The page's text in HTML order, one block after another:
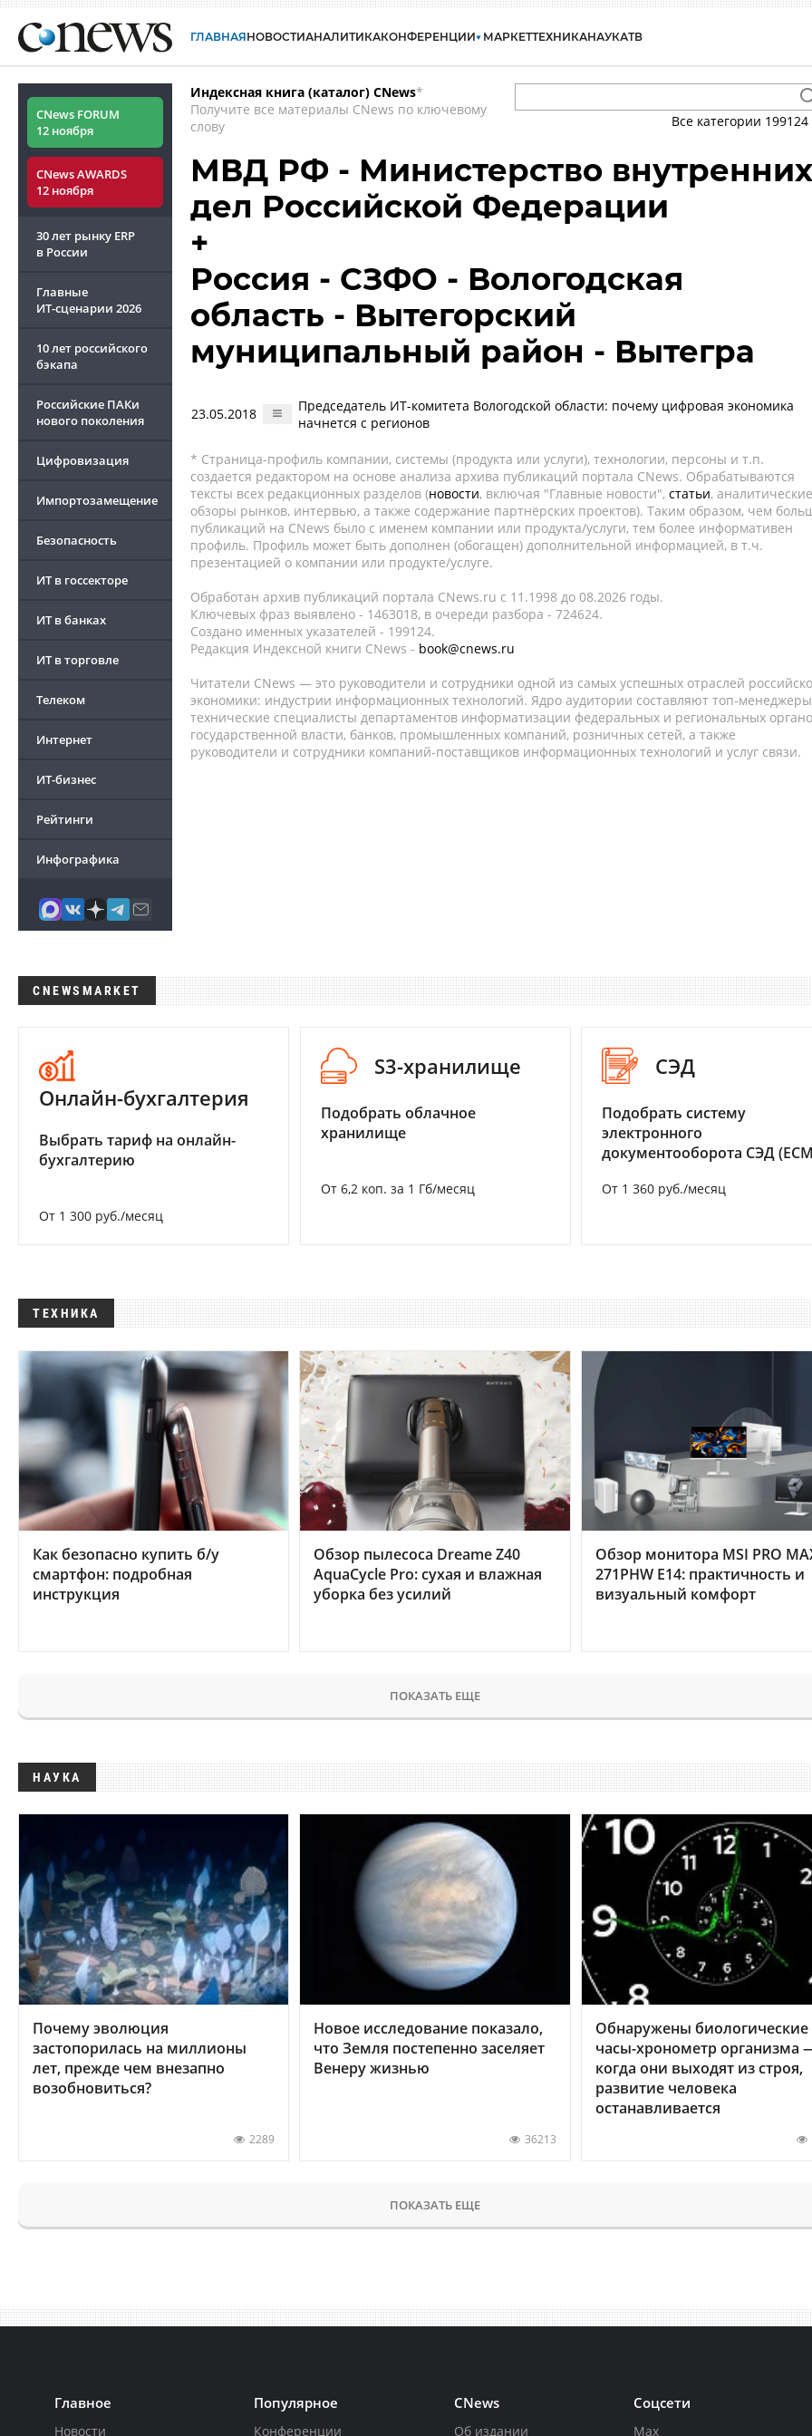
ГЛАВНАЯНОВОСТИАНАЛИТИКАКОНФЕРЕНЦИИ МАРКЕТТЕХНИКАНАУКАТВ
CNews FORUM
12 ноября
CNews AWARDS
12 ноября
30 лет рынку ERP
в России
Главные
ИТ-сценарии 2026
10 лет российского
бэкапа
Российские ПАКи
нового поколения
Цифровизация
Импортозамещение
Безопасность
ИТ в госсекторе
ИТ в банках
ИТ в торговле
Телеком
Интернет
ИТ-бизнес
Рейтинги
Инфографика
Индексная книга (каталог) CNews*
Получите все материалы CNews по ключевому
слову
Все категории 199124
МВД РФ - Министерство внутренних
дел Российской Федерации
+
Россия - СЗФО - Вологодская
область - Вытегорский
муниципальный район - Вытегра
23.05.2018
Председатель ИТ-комитета Вологодской области: почему цифровая экономика
начнется с регионов
* Страница-профиль компании, системы (продукта или услуги), технологии, персоны и т.п.
создается редактором на основе анализа архива публикаций портала CNews. Обрабатываются
тексты всех редакционных разделов (новости, включая "Главные новости", статьи, аналитические
обзоры рынков, интервью, а также содержание партнёрских проектов). Таким образом, чем
публикаций на CNews было с именем компании или продукта/услуги, тем более информативен
профиль. Профиль может быть дополнен (обогащен) дополнительной информацией, в т.ч.
презентацией о компании или продукте/услуге.
Обработан архив публикаций портала CNews.ru c 11.1998 до 08.2026 годы.
Ключевых фраз выявлено - 1463018, в очереди разбора - 724624.
Создано именных указателей - 199124.
Редакция Индексной книги CNews - book@cnews.ru
Читатели CNews — это руководители и сотрудники одной из самых успешных отраслей
экономики: индустрии информационных технологий. Ядро аудитории составляют топ-
технические специалисты департаментов информатизации федеральных и региональных
государственной власти, банков, промышленных компаний, розничных сетей, а также
руководители и сотрудники компаний-поставщиков информационных технологий и услуг связи.
CNEWSMARKET
Онлайн-бухгалтерия
Выбрать тариф на онлайн-
бухгалтерию
От 1 300 руб./месяц
S3-хранилище
Подобрать облачное
хранилище
От 6,2 коп. за 1 Гб/месяц
СЭД
Подобрать систему
электронного
документооборота СЭД
От 1 360 руб./месяц
ТЕХНИКА
Как безопасно купить б/у
смартфон: подробная
инструкция
Обзор пылесоса Dreame Z40
AquaCycle Pro: сухая и влажная
уборка без усилий
Обзор монитора MSI PRO
271PHW E14: практичность и
визуальный комфорт
ПОКАЗАТЬ ЕЩЕ
НАУКА
Почему эволюция
застопорилась на миллионы
лет, прежде чем внезапно
возобновиться?
2289
Новое исследование показало,
что Земля постепенно заселяет
Венеру жизнью
36213
Обнаружены биологические
часы-хронометр организма
когда они выходят из строя,
развитие человека
останавливается
ПОКАЗАТЬ ЕЩЕ
Главное
Новости
Популярное
Конференции
CNews
Об издании
Соцсети
Max